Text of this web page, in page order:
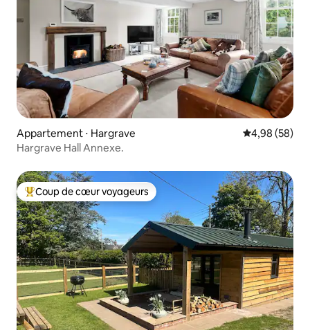
Appartement ⋅ Hargrave Évaluation
4,98 (58)
Hargrave Hall Annexe.
Coups de cœur voyageurs les plus appréciés
Coup de cœur voyageurs